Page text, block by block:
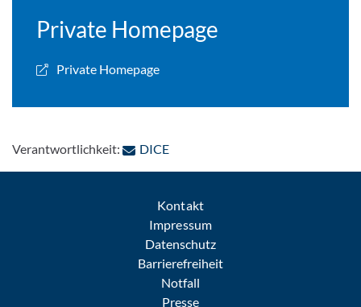
Private Homepage
Private Homepage
Verantwortlichkeit: DICE: Per E-Mail kontaktieren
Kontakt
Impressum
Datenschutz
Barrierefreiheit
Notfall
Presse